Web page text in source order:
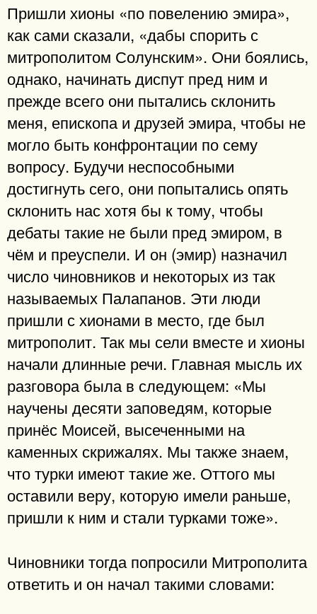
Пришли хионы «по повелению эмира»,
как сами сказали, «дабы спорить с
митрополитом Солунским». Они боялись,
однако, начинать диспут пред ним и
прежде всего они пытались склонить
меня, епископа и друзей эмира, чтобы не
могло быть конфронтации по сему
вопросу. Будучи неспособными
достигнуть сего, они попытались опять
склонить нас хотя бы к тому, чтобы
дебаты такие не были пред эмиром, в
чём и преуспели. И он (эмир) назначил
число чиновников и некоторых из так
называемых Палапанов. Эти люди
пришли с хионами в место, где был
митрополит. Так мы сели вместе и хионы
начали длинные речи. Главная мысль их
разговора была в следующем: «Мы
научены десяти заповедям, которые
принёс Моисей, высеченными на
каменных скрижалях. Мы также знаем,
что турки имеют такие же. Оттого мы
оставили веру, которую имели раньше,
пришли к ним и стали турками тоже».
Чиновники тогда попросили Митрополита
ответить и он начал такими словами: